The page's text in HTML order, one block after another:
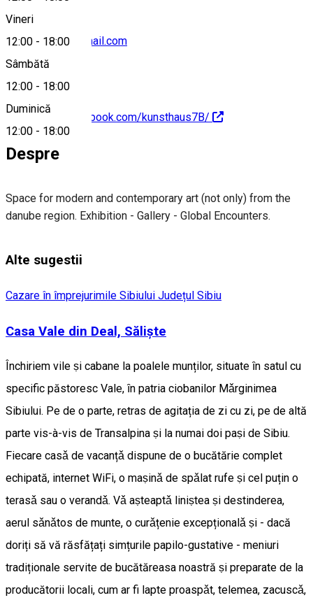
Vineri
12:00 - 18:00
Sâmbătă
12:00 - 18:00
Duminică
12:00 - 18:00
kunsthaus7b@gmail.com
https://www.facebook.com/kunsthaus7B/
Despre
Space for modern and contemporary art (not only) from the
danube region. Exhibition - Gallery - Global Encounters.
Alte sugestii
Cazare în împrejurimile Sibiului Județul Sibiu
Casa Vale din Deal, Săliște
Închiriem vile ṣi cabane la poalele munților, situate ȋn satul cu
specific păstoresc Vale, ȋn patria ciobanilor Mǎrginimea
Sibiului. Pe de o parte, retras de agitația de zi cu zi, pe de altă
parte vis-à-vis de Transalpina ṣi la numai doi paṣi de Sibiu.
Fiecare casǎ de vacanțǎ dispune de o bucătărie complet
echipată, internet WiFi, o maṣinǎ de spǎlat rufe ṣi cel puțin o
terasǎ sau o verandǎ. Vǎ aṣteaptǎ liniṣtea ṣi destinderea,
aerul sǎnǎtos de munte, o curǎțenie excepționalǎ ṣi - dacă
doriți să vă răsfățați simțurile papilo-gustative - meniuri
tradiționale servite de bucătăreasa noastră ṣi preparate de la
producătorii locali, cum ar fi lapte proaspǎt, telemea, zacuscǎ,